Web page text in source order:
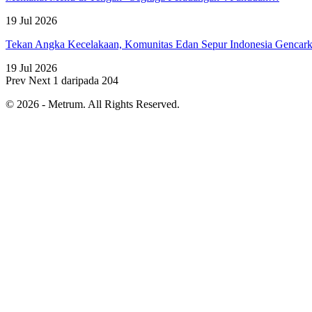
19 Jul 2026
Tekan Angka Kecelakaan, Komunitas Edan Sepur Indonesia
19 Jul 2026
Prev Next 1 daripada 204
© 2026 - Metrum. All Rights Reserved.